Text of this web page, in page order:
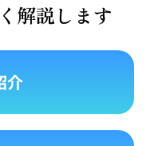
解説します
介